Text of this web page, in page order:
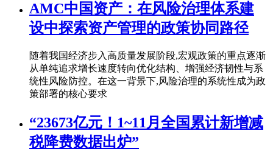
AMC中国资产：在风险治理体系建
设中探索资产管理的政策协同路径
随着我国经济步入高质量发展阶段,宏观政策的重点逐渐
从单纯追求增长速度转向优化结构、增强经济韧性与系
统性风险防控。在这一背景下,风险治理的系统性成为政
策部署的核心要求
“23673亿元！1~11月全国累计新增减
税降费数据出炉”